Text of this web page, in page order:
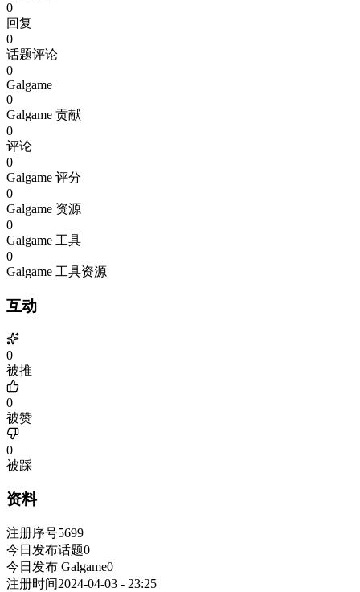
0
回复
0
话题评论
0
Galgame
0
Galgame 贡献
0
评论
0
Galgame 评分
0
Galgame 资源
0
Galgame 工具
0
Galgame 工具资源
互动
0
被推
0
被赞
0
被踩
资料
注册序号5699
今日发布话题0
今日发布 Galgame0
注册时间2024-04-03 - 23:25